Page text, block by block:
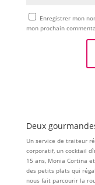
Enregistrer mon
mon prochain
Deux
Un service de traiteur
corporatif, un cocktail
15 ans, Monia Cortina
des petits plats qui
nous fait parcourir la